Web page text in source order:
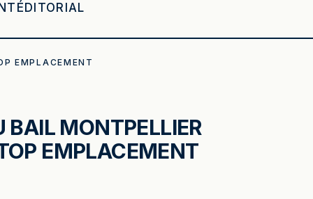
ÉDITORIAL
EMPLACEMENT
BAIL MONTPELLIER
EMPLACEMENT